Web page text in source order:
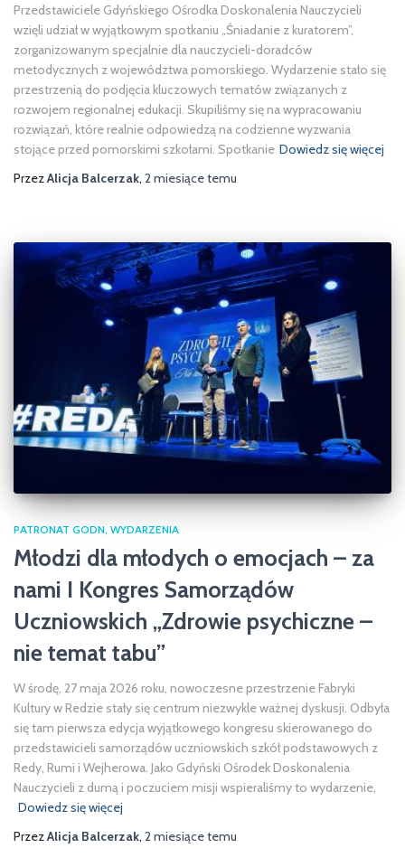
Przedstawiciele Gdyńskiego Ośrodka Doskonalenia Nauczycieli
wzięli udział w wyjątkowym spotkaniu „Śniadanie z kuratorem”,
zorganizowanym specjalnie dla nauczycieli-doradców
metodycznych z województwa pomorskiego. Wydarzenie stało się
przestrzenią do podjęcia kluczowych tematów związanych z
rozwojem regionalnej edukacji. Skupiliśmy się na wypracowaniu
rozwiązań, które realnie odpowiedzą na codzienne wyzwania
stojące przed pomorskimi szkołami. Spotkanie Dowiedz się więcej
PrzezAlicja Balcerzak, 2 miesiącetemu
PATRONAT GODN WYDARZENIA
Młodzi dla młodych o emocjach – za
nami I Kongres Samorządów
Uczniowskich „Zdrowie psychiczne –
nie temat tabu”
W środę, 27 maja 2026 roku, nowoczesne przestrzenie Fabryki
Kultury w Redzie stały się centrum niezwykle ważnej dyskusji. Odbyła
się tam pierwsza edycja wyjątkowego kongresu skierowanego do
przedstawicieli samorządów uczniowskich szkół podstawowych z
Redy, Rumi i Wejherowa. Jako Gdyński Ośrodek Doskonalenia
Nauczycieli z dumą i poczuciem misji wspieraliśmy to wydarzenie,
Dowiedz się więcej
PrzezAlicja Balcerzak, 2 miesiącetemu